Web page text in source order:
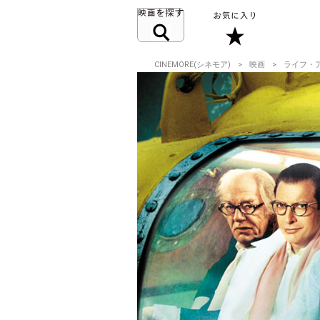
CINEMORE(シネモア) 映画 ライフ・